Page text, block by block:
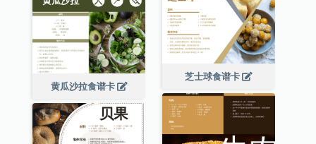
芝士球食谱卡
黄瓜沙拉食谱卡